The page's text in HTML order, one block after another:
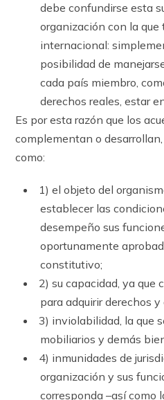
debe confundirse esta
organización con la que
internacional:
posibilidad de
cada país miembro,
derechos reales, estar
Es por esta razón que los
complementan o
como:
1) el objeto del
establecer las
desempeño sus
oportunamente
constitutivo;
2) su capacidad, ya que
para adquirir derechos
3) inviolabilidad, la que
mobiliarios y demás
4) inmunidades de
organización y sus
corresponda –así como